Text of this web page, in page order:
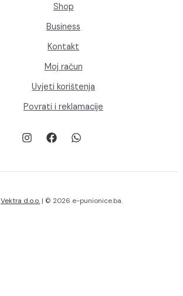
Shop
Business
Kontakt
Moj račun
Uvjeti korištenja
Povrati i reklamacije
Vektra d.o.o. | © 2026 e-punionice.ba.